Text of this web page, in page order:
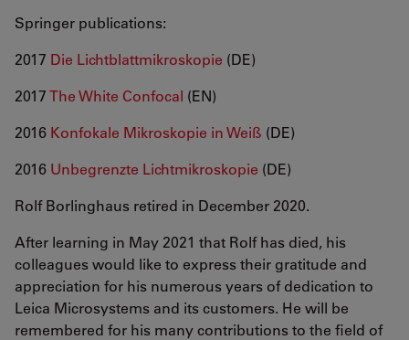
Springer publications:
2017 Die Lichtblattmikroskopie (DE)
2017The White Confocal (EN)
2016 Konfokale Mikroskopie in Weiß (DE)
2016 Unbegrenzte Lichtmikroskopie (DE)
Rolf Borlinghaus retired in December 2020.
After learning in May 2021 that Rolf has died, his
colleagues would like to express their gratitude and
appreciation for his numerous years of dedication to
Leica Microsystems and its customers. He will be
remembered for his many contributions to the field of